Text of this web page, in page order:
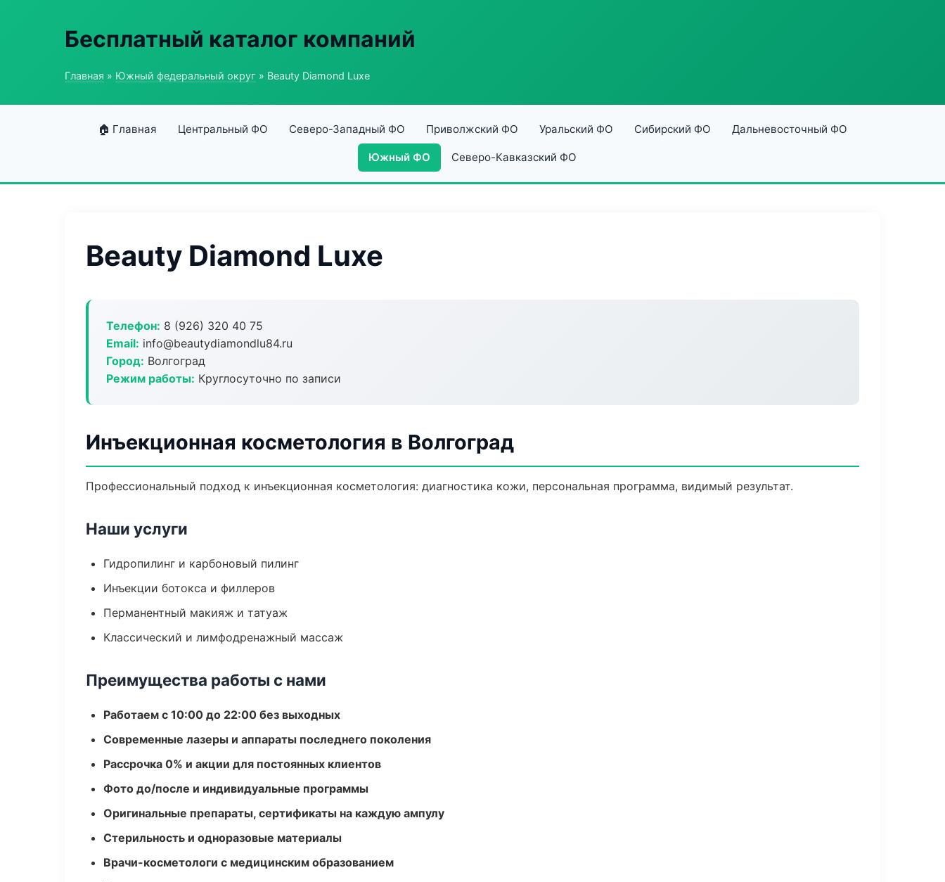
Бесплатный каталог компаний
Главная » Южный федеральный округ » Beauty Diamond Luxe
🏠 Главная Центральный ФО Северо-Западный ФО Приволжский ФО Уральский ФО Сибирский ФО Дальневосточный ФО
Южный ФО Северо-Кавказский ФО
Beauty Diamond Luxe
Телефон: 8 (926) 320 40 75
Email: info@beautydiamondlu84.ru
Город: Волгоград
Режим работы: Круглосуточно по записи
Инъекционная косметология в Волгоград
Профессиональный подход к инъекционная косметология: диагностика кожи, персональная программа, видимый результат.
Наши услуги
Гидропилинг и карбоновый пилинг
Инъекции ботокса и филлеров
Перманентный макияж и татуаж
Классический и лимфодренажный массаж
Преимущества работы с нами
Работаем с 10:00 до 22:00 без выходных
Современные лазеры и аппараты последнего поколения
Рассрочка 0% и акции для постоянных клиентов
Фото до/после и индивидуальные программы
Оригинальные препараты, сертификаты на каждую ампулу
Стерильность и одноразовые материалы
Врачи-косметологи с медицинским образованием